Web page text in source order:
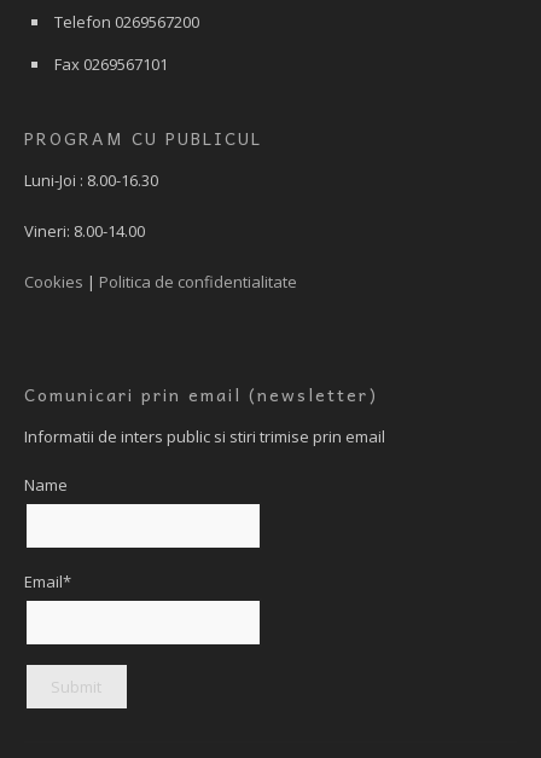
Telefon 0269567200
Fax 0269567101
PROGRAM CU PUBLICUL
Luni-Joi : 8.00-16.30
Vineri: 8.00-14.00
Cookies | Politica de confidentialitate
Comunicari prin email (newsletter)
Informatii de inters public si stiri trimise prin email
Name
Email*